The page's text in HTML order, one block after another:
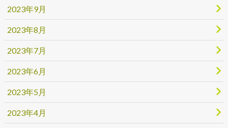
2023年9月
2023年8月
2023年7月
2023年6月
2023年5月
2023年4月